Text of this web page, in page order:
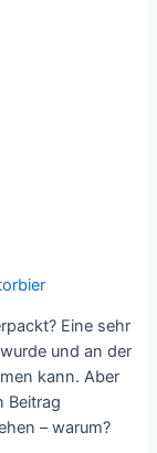
Eine sehr
und an der
kann. Aber
Beitrag
– warum?